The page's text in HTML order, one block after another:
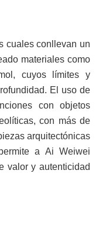
cuales conllevan un
materiales como
cuyos límites y
El uso de
con objetos
con más de
arquitectónicas
a Ai Weiwei
valor y autenticidad